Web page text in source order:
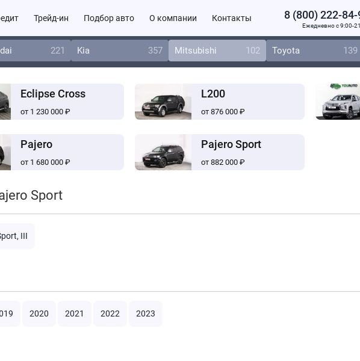
Трейд-ин Подбор авто О компании Контакты 8 (800) 222-
Ежедневно c 9:00-
221 Kia 357 Mitsubishi 102 Toyota 139
Eclipse Cross
от 1 230 000 ₽
L200
от 876 000 ₽
Pajero
от 1 680 000 ₽
Pajero Sport
от 882 000 ₽
Sport
III
2020 2021 2022 2023